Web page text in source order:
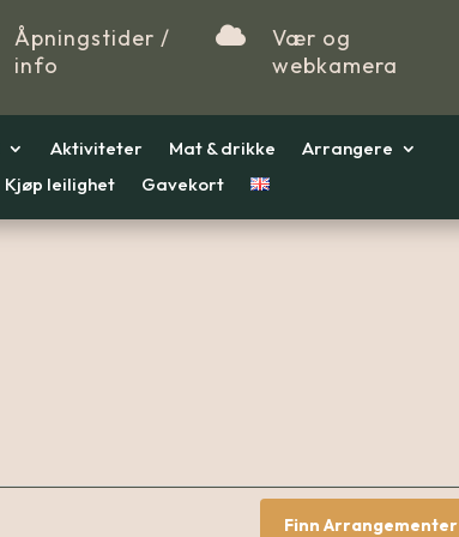
Åpningstider /
info

Vær og
webkamera
Aktiviteter Mat & drikke
Arrangere
Kjøp leilighet Gavekort
Finn Arrangementer